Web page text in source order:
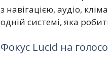
з навігацією, аудіо,
одній системі, яка
Фокус Lucid на